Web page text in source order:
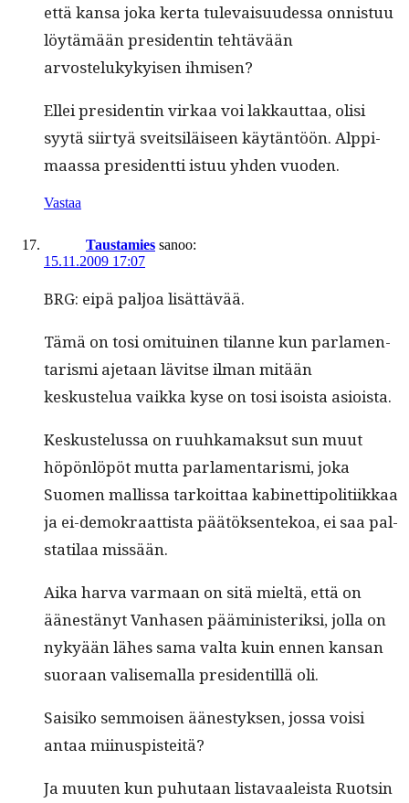
että kansa joka ker­ta tule­vaisu­udessa onnis­tuu
löytämään pres­i­dentin tehtävään
arvostelukykyisen ihmisen?
Ellei pres­i­dentin virkaa voi lakkaut­taa, olisi
syytä siir­tyä sveit­siläiseen käytän­töön. Alp­pi­
maas­sa pres­i­dent­ti istuu yhden vuoden.
Vastaa
Taustamies sanoo:
15.11.2009 17:07
BRG: eipä paljoa lisättävää.
Tämä on tosi omi­tu­inen tilanne kun par­la­men­
taris­mi aje­taan lävitse ilman mitään
keskustelua vaik­ka kyse on tosi isoista asioista.
Keskustelus­sa on ruuhka­mak­sut sun muut
höpön­löpöt mut­ta par­la­men­taris­mi, joka
Suomen mallis­sa tarkoit­taa kabi­net­tipoli­ti­ikkaa
ja ei-demokraat­tista päätök­sen­tekoa, ei saa pal­
sta­ti­laa missään.
Aika har­va var­maan on sitä mieltä, että on
äänestänyt Van­hasen päämin­is­terik­si, jol­la on
nykyään läh­es sama val­ta kuin ennen kansan
suo­raan valise­mal­la pres­i­den­til­lä oli.
Saisiko sem­moi­sen äänestyk­sen, jos­sa voisi
antaa miinuspisteitä?
Ja muuten kun puhutaan lis­tavaaleista Ruotsin